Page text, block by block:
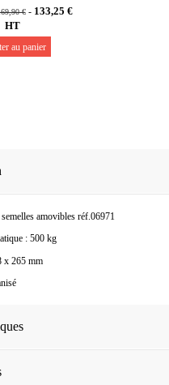
€ - 133,25 €
HT
au panier
amovibles réf.06971
: 500 kg
x 265 mm